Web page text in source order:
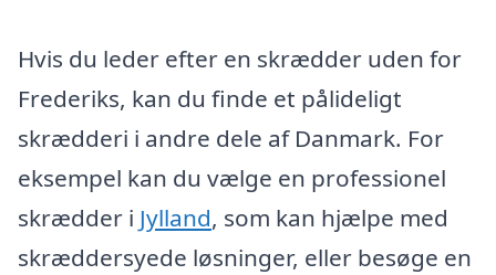
Hvis du leder efter en skrædder uden for
Frederiks, kan du finde et pålideligt
skrædderi i andre dele af Danmark. For
eksempel kan du vælge en professionel
skrædder i Jylland, som kan hjælpe med
skræddersyede løsninger, eller besøge en